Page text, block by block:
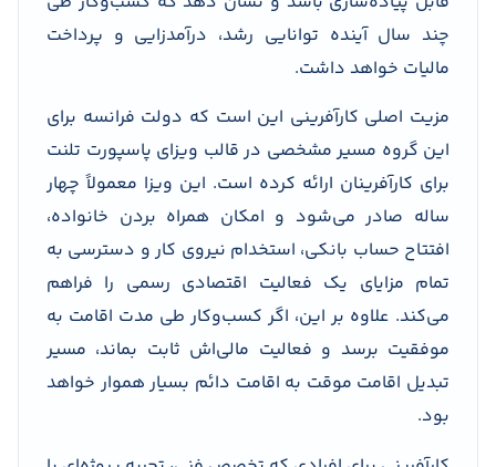
چند سال آینده توانایی رشد، درآمدزایی و پرداخت
مالیات خواهد داشت.
مزیت اصلی کارآفرینی این است که دولت فرانسه برای
این گروه مسیر مشخصی در قالب ویزای پاسپورت تلنت
برای کارآفرینان ارائه کرده است. این ویزا معمولاً چهار
ساله صادر می‌شود و امکان همراه بردن خانواده،
افتتاح حساب بانکی، استخدام نیروی کار و دسترسی به
تمام مزایای یک فعالیت اقتصادی رسمی را فراهم
می‌کند. علاوه بر این، اگر کسب‌وکار طی مدت اقامت به
موفقیت برسد و فعالیت مالی‌اش ثابت بماند، مسیر
تبدیل اقامت موقت به اقامت دائم بسیار هموار خواهد
بود.